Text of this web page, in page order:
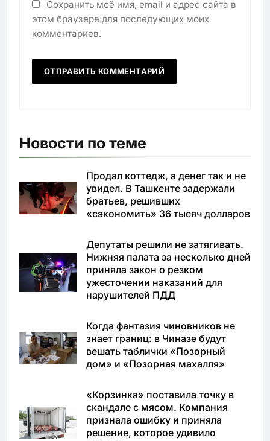
Сохранить моё имя, email и адрес сайта в
этом браузере для последующих моих
комментариев.
Новости по теме
Продал коттедж, а денег так и не
увидел. В Ташкенте задержали
братьев, решивших
«сэкономить» 36 тысяч долларов
Депутаты решили не затягивать.
Нижняя палата за несколько дней
приняла закон о резком
ужесточении наказаний для
нарушителей ПДД
Когда фантазия чиновников не
знает границ: в Чиназе будут
вешать таблички «Позорный
дом» и «Позорная махалля»
«Корзинка» поставила точку в
скандале с мясом. Компания
признала ошибку и приняла
решение, которое удивило